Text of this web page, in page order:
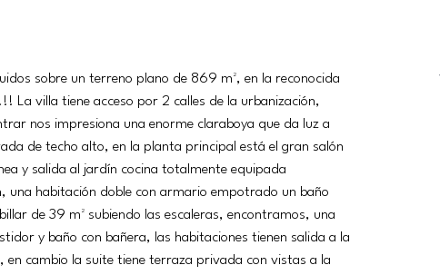
sobre un terreno plano de 869 m², en la reconocida
La villa tiene acceso por 2 calles de la urbanización,
nos impresiona una enorme claraboya que da luz a
de techo alto, en la planta principal está el gran salón
y salida al jardín cocina totalmente equipada
una habitación doble con armario empotrado un baño
de 39 m² subiendo las escaleras, encontramos, una
y baño con bañera, las habitaciones tienen salida a la
cambio la suite tiene terraza privada con vistas a la